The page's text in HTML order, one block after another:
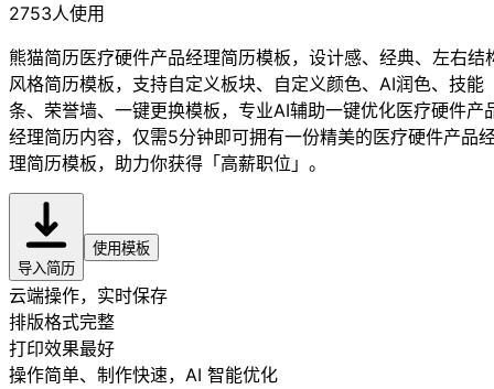
2753人使用
熊猫简历医疗硬件产品经理简历模板，设计感、经典、左右结
风格简历模板，支持自定义板块、自定义颜色、AI润色、技能
条、荣誉墙、一键更换模板，专业AI辅助一键优化医疗硬件产
经理简历内容，仅需5分钟即可拥有一份精美的医疗硬件产品
理简历模板，助力你获得「高薪职位」。
导入简历
使用模板
云端操作，实时保存
排版格式完整
打印效果最好
操作简单、制作快速，AI 智能优化